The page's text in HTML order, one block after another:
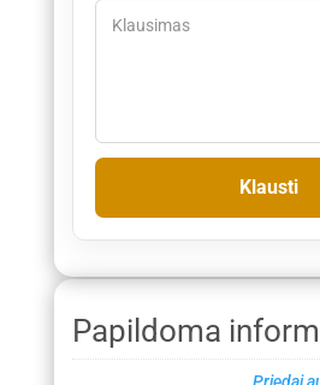
Papildoma
Priedai